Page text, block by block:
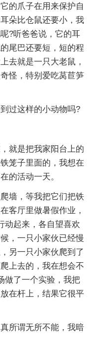
的爪子在用来保护自
朵比仓鼠还要小，我
?听爸爸说，它的耳
尾巴还要短，短的程
去就是一只大老鼠，
怪，特别爱吃莴苣笋
过这样的小动物吗?
就是把我家阳台上的
笼子里面的，我想在
的活动一天。
墙，等我把它们把铁
客厅里做暑假作业，
动起来，各自望喜欢
，一只小家伙已经慢
另一只小家伙爬到了
上去的，我在想会不
做了一个实验，我把
在杆上，结果它很平
所谓无所不能，我暗